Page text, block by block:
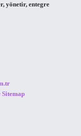
yönetir, entegre
Sitemap